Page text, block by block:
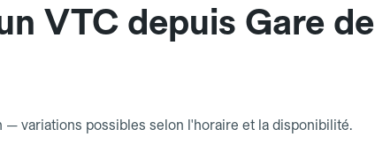
VTC depuis Gare de
— variations possibles selon l'horaire et la disponibilité.